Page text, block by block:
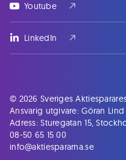
Youtube
LinkedIn
© 2026 Sveriges
Ansvarig utgivare: Göran Lind
Adress: Sturegatan 15,
08-50 65 15 00
info@aktiespararna.se